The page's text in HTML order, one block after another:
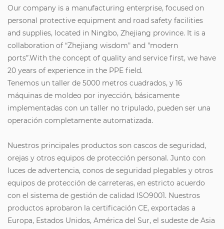
Our company is a manufacturing enterprise, focused on
personal protective equipment and road safety facilities
and supplies, located in Ningbo, Zhejiang province. It is a
collaboration of “Zhejiang wisdom" and "modern
ports”.With the concept of quality and service first, we have
20 years of experience in the PPE field.
Tenemos un taller de 5000 metros cuadrados, y 16
máquinas de moldeo por inyección, básicamente
implementadas con un taller no tripulado, pueden ser una
operación completamente automatizada.
Nuestros principales productos son cascos de seguridad,
orejas y otros equipos de protección personal. Junto con
luces de advertencia, conos de seguridad plegables y otros
equipos de protección de carreteras, en estricto acuerdo
con el sistema de gestión de calidad ISO9001. Nuestros
productos aprobaron la certificación CE, exportadas a
Europa, Estados Unidos, América del Sur, el sudeste de Asia